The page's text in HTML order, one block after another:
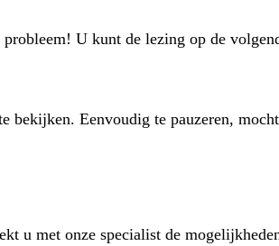
U kunt de lezing op de
bekijken. Eenvoudig te pauzeren,
u met onze specialist de